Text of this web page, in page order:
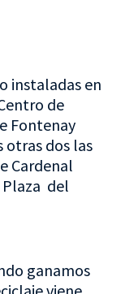
instaladas en
de
Fontenay
otras dos las
Cardenal
Plaza del
ganamos